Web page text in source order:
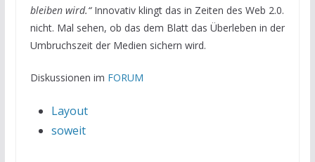
bleiben wird.“Innovativ klingt das in Zeiten des Web 2.0.
nicht. Mal sehen, ob das dem Blatt das Überleben in der
Umbruchszeit der Medien sichern wird.
Diskussionen im FORUM
Layout
soweit